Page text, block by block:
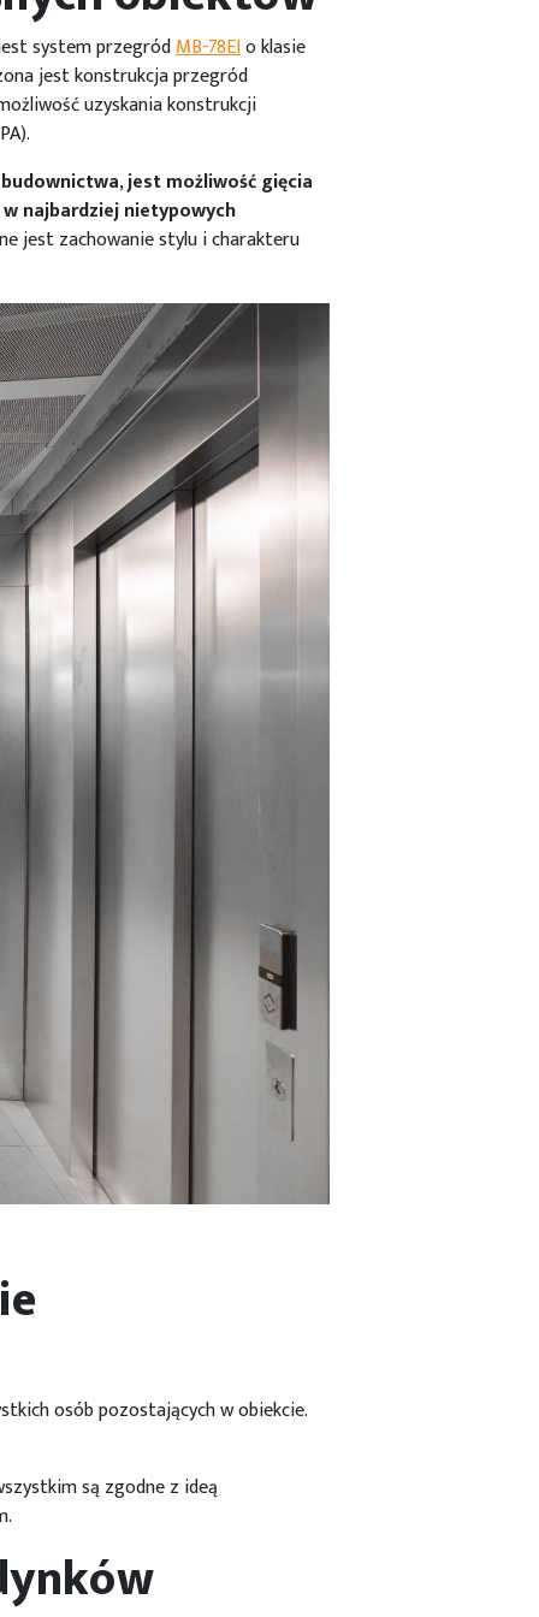
system przegródMB-78EIo klasie
jest konstrukcja przegród
uzyskania konstrukcji
,jest możliwość gięcia
najbardziej nietypowych
jest zachowanie stylu i charakteru
osób pozostających w obiekcie.
są zgodne z ideą